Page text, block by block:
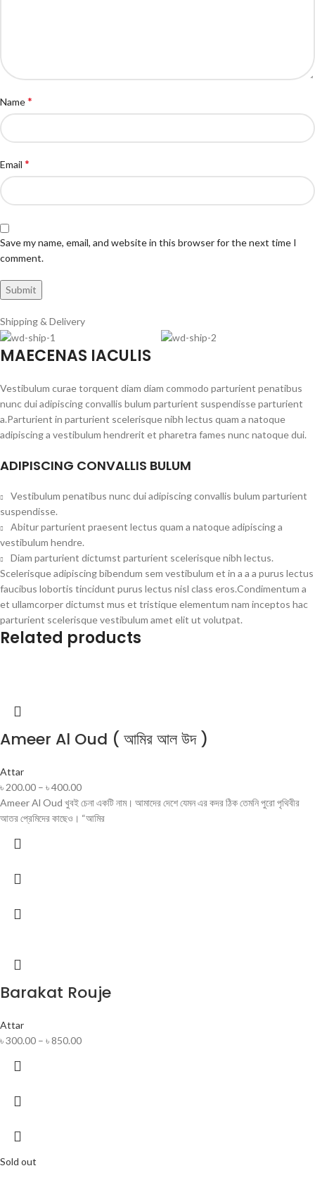
Name*
Email *
Save my name, email, and website in this browser for the next time I
comment.
Shipping & Delivery
MAECENAS IACULIS
Vestibulum curae torquent diam diam commodo parturient penatibus
nunc dui adipiscing convallis bulum parturient suspendisse parturient
a.Parturient in parturient scelerisque nibh lectus quam a natoque
adipiscing a vestibulum hendrerit et pharetra fames nunc natoque dui.
ADIPISCING CONVALLIS BULUM
Vestibulum penatibus nunc dui adipiscing convallis bulum parturient
suspendisse.
Abitur parturient praesent lectus quam a natoque adipiscing a
vestibulum hendre.
Diam parturient dictumst parturient scelerisque nibh lectus.
Scelerisque adipiscing bibendum sem vestibulum et in a a a purus lectus
faucibus lobortis tincidunt purus lectus nisl class eros.Condimentum a
et ullamcorper dictumst mus et tristique elementum nam inceptos hac
parturient scelerisque vestibulum amet elit ut volutpat.
Related products
Ameer Al Oud ( আমির আল উদ )
Attar
৳200.00 – ৳400.00
Ameer Al Oud খুবই চেনা একটি নাম। আমাদের দেশে যেমন এর কদর ঠিক তেমনি পুরো পৃথিবীর
আতর প্রেমিদের কাছেও। “আমির
Barakat Rouje
Attar
৳300.00 – ৳850.00
Sold out